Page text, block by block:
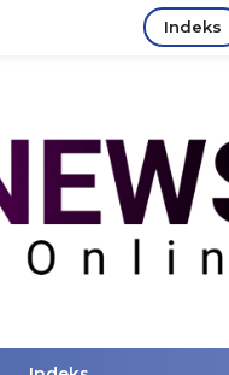
Indeks